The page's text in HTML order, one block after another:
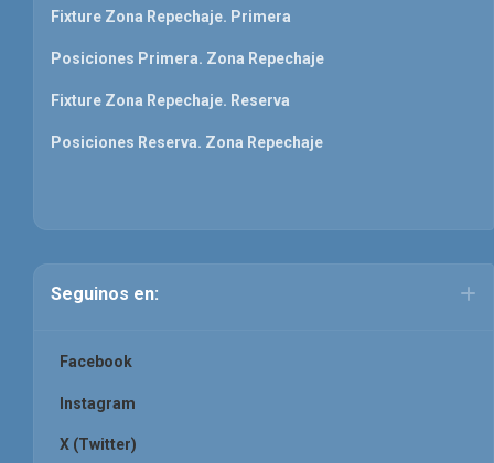
Fixture Zona Repechaje. Primera
Posiciones Primera. Zona Repechaje
Fixture Zona Repechaje. Reserva
Posiciones Reserva. Zona Repechaje
Seguinos en:
Facebook
Instagram
X (Twitter)